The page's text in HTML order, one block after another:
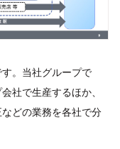
。当社グループで
社で生産するほか、
どの業務を各社で分